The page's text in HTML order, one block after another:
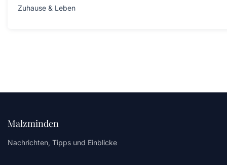
Zuhause & Leben
Malzminden
Nachrichten, Tipps und Einblicke